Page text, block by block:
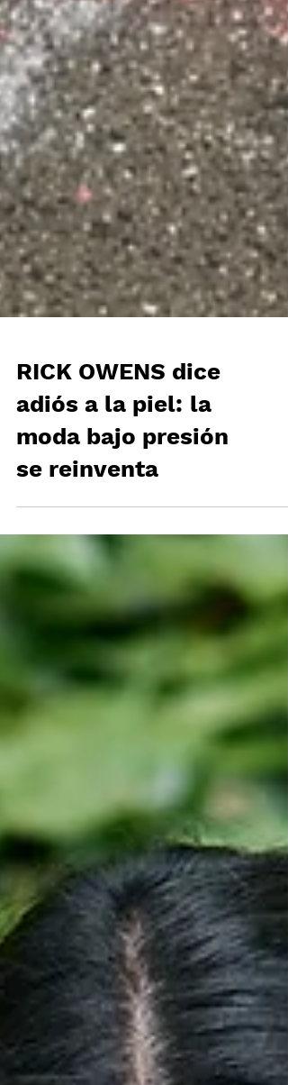
RICK OWENS dice
adiós a la piel: la
moda bajo presión
se reinventa